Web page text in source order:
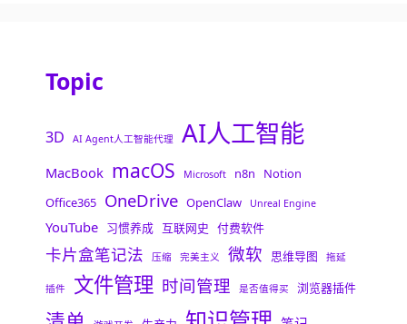
Topic
3D AI Agent人工智能代理 AI人工智能
MacBook macOS Microsoft n8n
Notion
Office365 OneDrive OpenClaw Unreal Engine
YouTube 习惯养成 互联网史 付费软件
卡片盒笔记法 压缩 完美主义 微软 思维导图 拖延
插件 文件管理 时间管理 是否值得买 浏览器插件